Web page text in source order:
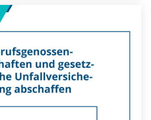
des
und der Beitragshöhe
zwar weiter das Ziel sein,
in der kurzen Frist sehr
auf dem Weg zu größeren
voranzukommen, gibt es
zwei Elemente, die auch
durchsetzbar sein sollten.